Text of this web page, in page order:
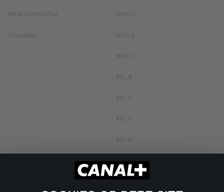
Nederlands elftal
Schaatsen
NPO 1
NPO 2
NPO 3
RTL 4
RTL 5
RTL 7
RTL 8
RTL Z
SBS6